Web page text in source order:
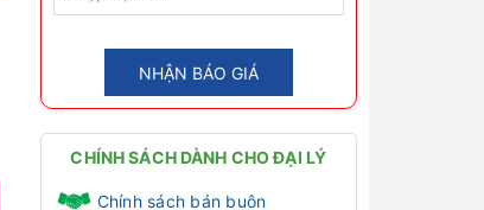
NHẬN BÁO GIÁ
CHÍNH SÁCH DÀNH CHO ĐẠI LÝ
Chính sách bán buôn